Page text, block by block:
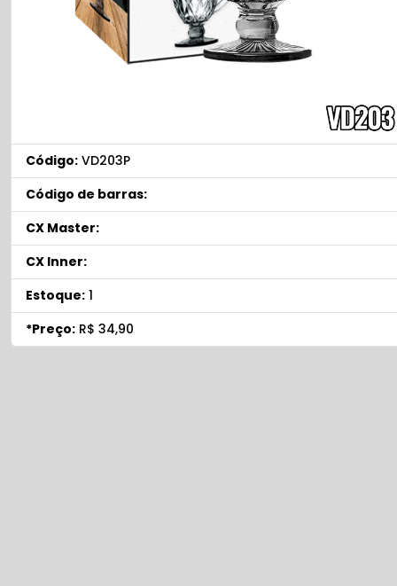
Código: VD203P
Código de barras:
CX Master:
CX Inner:
Estoque: 1
*Preço: R$ 34,90